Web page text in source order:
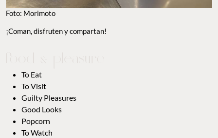
Foto: Morimoto
¡Coman, disfruten y compartan!
To Eat
To Visit
Guilty Pleasures
Good Looks
Popcorn
To Watch